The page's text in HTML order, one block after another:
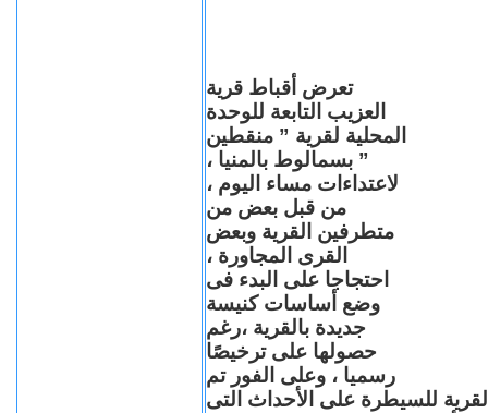
تعرض أقباط قرية
العزيب التابعة للوحدة
المحلية لقرية ” منقطين
” بسمالوط بالمنيا ،
لاعتداءات مساء اليوم ،
من قبل بعض من
متطرفين القرية وبعض
القرى المجاورة ،
احتجاجا على البدء فى
وضع أساسات كنيسة
جديدة بالقرية ،رغم
حصولها على ترخيصًا
رسميا ، وعلى الفور تم
للسيطرة على الأحداث التى